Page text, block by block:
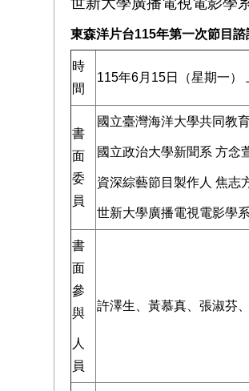
東森洋片台115年第一次節目
時
間
115年6月15日（星期一）
書
面
委
員
國立臺灣海洋大學共同教
國立政治大學新聞系 方念
資深綜藝節目製作人 焦志
世新大學廣播電視電影學
書
面
參
與
人
員
許澤生、黃慕真、張淑芬